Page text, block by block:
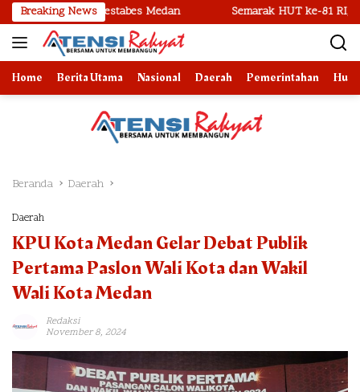
Langsung
ke
konten
Breaking News
Polrestabes Medan Semarak HUT ke-81 RI, Imigrasi
Home Berita Utama Nasional Daerah Pemerintahan
Beranda Daerah
Daerah
KPU Kota Medan Gelar Debat Publik
Pertama Paslon Wali Kota dan Wakil
Wali Kota Medan
Redaksi
November 8, 2024